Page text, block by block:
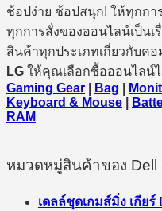
ช้อปง่าย ช้อปสนุก! ให้ทุกกา
ทุกการสั่งของออนไลน์เป็นเ
สินค้าทุกประเภทเกี่ยวกับคอ
LG ให้คุณเลือกซื้อออนไลน์
Gaming Gear
Bag
Keyboard & Mouse
RAM
หมวดหมู่สินค้าของ Dell
เดลล์ชุดเกมส์มิ่ง เกียร์